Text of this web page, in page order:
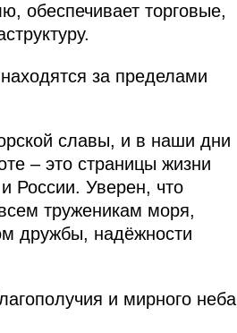
обеспечивает торговые,
за пределами
славы, и в наши дни
– это страницы жизни
России. Уверен, что
труженикам моря,
дружбы, надёжности
и мирного неба